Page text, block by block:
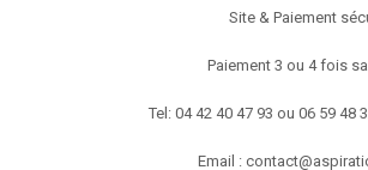
Site & Paiement
Paiement 3 ou 4 fois
Tel: 04 42 40 47 93 ou 06 59 48
Email :